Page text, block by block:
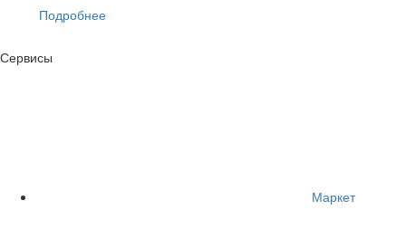
Подробнее
Сервисы
Маркет